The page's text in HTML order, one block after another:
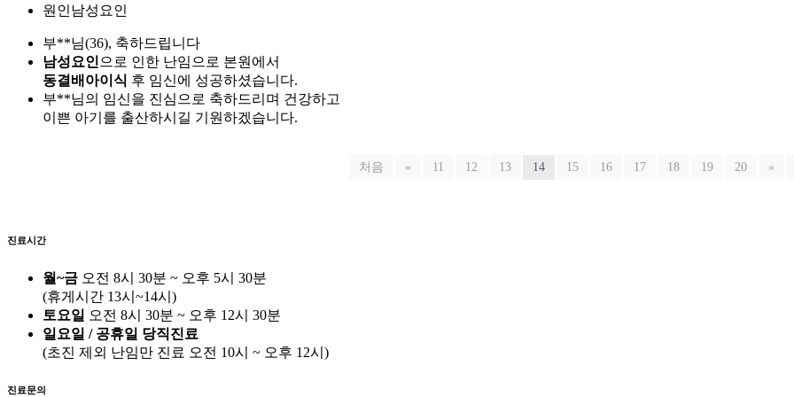
원인남성요인
부**님(36), 축하드립니다
남성요인 으로 인한 난임으로 본원에서
동결배아이식 후 임신에 성공하셨습니다.
부**님의 임신을 진심으로 축하드리며 건강하고
이쁜 아기를 출산하시길 기원하겠습니다.
처음 « 11 12 13 14 15 16 17 18 19 20 »
진료시간
월~금 오전 8시 30분 ~ 오후 5시 30분
(휴게시간 13시~14시)
토요일 오전 8시 30분 ~ 오후 12시 30분
일요일 / 공휴일 당직진료
(초진 제외 난임만 진료 오전 10시 ~ 오후 12시)
진료문의